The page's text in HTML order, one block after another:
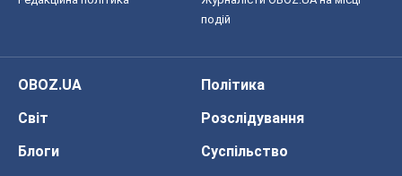
подій
OBOZ.UA
Політика
Світ
Розслідування
Блоги
Суспільство